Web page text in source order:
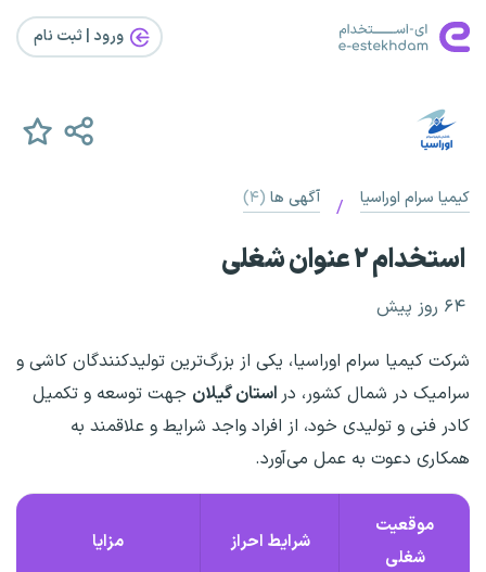
ورود | ثبت‌ نام
کیمیا سرام اوراسیا / آگهی ها (۴)
استخدام ۲ عنوان شغلی
۶۴ روز پیش
شرکت کیمیا سرام اوراسیا، یکی از بزرگ‌ترین تولیدکنندگان کاشی و
سرامیک در شمال کشور، در استان گیلان جهت توسعه و تکمیل
کادر فنی و تولیدی خود، از افراد واجد شرایط و علاقمند به
همکاری دعوت به عمل می‌آورد.
موقعیت
شغلی
شرایط احراز مزایا